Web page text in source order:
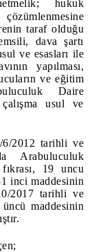
hukuk
taraf olduğu
dava şartı
ve esasları ile
yapılması,
ve eğitim
Daire
usul ve
2012 tarihli ve
Arabuluculuk
19 uncu
inci maddesinin
2017 tarihli ve
maddesinin